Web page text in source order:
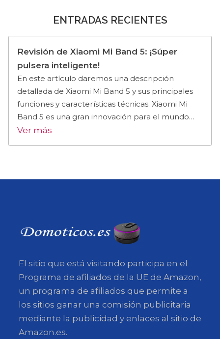
ENTRADAS RECIENTES
Revisión de Xiaomi Mi Band 5: ¡Súper
pulsera inteligente!
En este artículo daremos una descripción
detallada de Xiaomi Mi Band 5 y sus principales
funciones y características técnicas. Xiaomi Mi
Band 5 es una gran innovación para el mundo…
Ver más
El sitio que está visitando participa en el
Programa de afiliados de la UE de Amazon,
un programa de afiliados que permite a
los sitios ganar una comisión publicitaria
mediante la publicidad y enlaces al sitio de
Amazon.es.